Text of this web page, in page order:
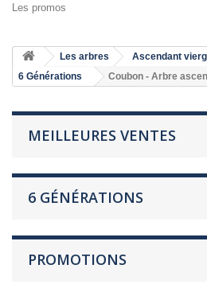
Les promos
Les arbres Ascendant
6 Générations
Coubon - Arbre
MEILLEURES VENTES
6 GÉNÉRATIONS
PROMOTIONS